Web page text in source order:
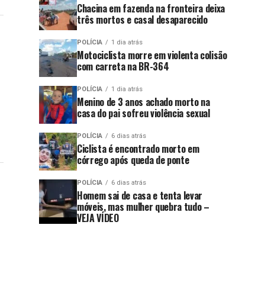
Chacina em fazenda na fronteira deixa
três mortos e casal desaparecido
POLÍCIA 1 dia atrás
Motociclista morre em violenta colisão
com carreta na BR-364
POLÍCIA 1 dia atrás
Menino de 3 anos achado morto na
casa do pai sofreu violência sexual
POLÍCIA 6 dias atrás
Ciclista é encontrado morto em
córrego após queda de ponte
POLÍCIA 6 dias atrás
Homem sai de casa e tenta levar
móveis, mas mulher quebra tudo –
VEJA VÍDEO